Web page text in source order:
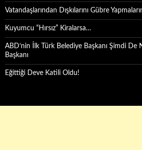
Vatandaşlarından Dışkılarını Gübre
Kuyumcu “Hırsız” Kiralarsa…
ABD’nin İlk Türk Belediye Başkanı Şimdi De
Başkanı
Eğittiği Deve Katili Oldu!